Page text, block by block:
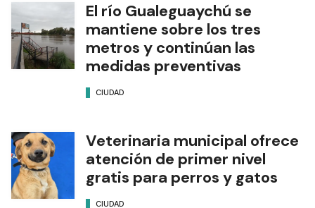
El río Gualeguaychú se
mantiene sobre los tres
metros y continúan las
medidas preventivas
CIUDAD
Veterinaria municipal ofrece
atención de primer nivel
gratis para perros y gatos
CIUDAD